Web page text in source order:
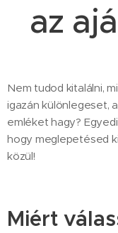
az
Nem tudod kitalálni,
igazán különlegeset,
emléket hagy?
hogy meglepetésed
közül!
Miért